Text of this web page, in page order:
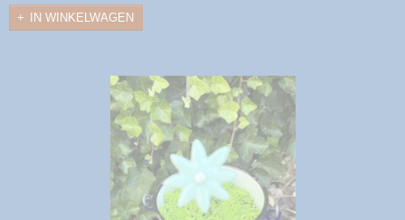
IN WINKELWAGEN